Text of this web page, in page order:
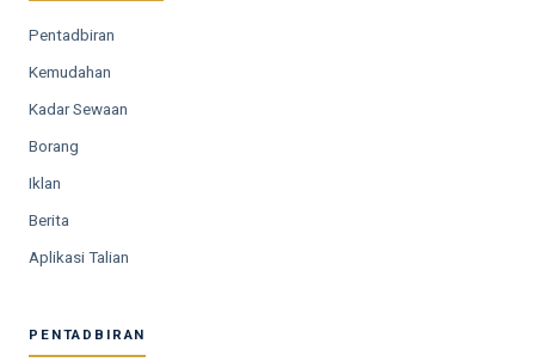
Pentadbiran
Kemudahan
Kadar Sewaan
Borang
Iklan
Berita
Aplikasi Talian
PENTADBIRAN